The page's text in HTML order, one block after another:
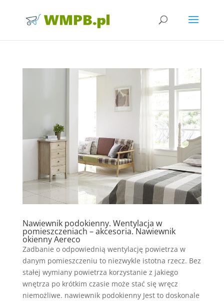
Nawiewnik podokienny. Wentylacja w
pomieszczeniach – akcesoria. Nawiewnik
okienny Aereco
Zadbanie o odpowiednią wentylację powietrza w
danym pomieszczeniu to niezwykle istotna rzecz. Bez
stałej wymiany powietrza korzystanie z jakiego
wnętrza po krótkim czasie może stać się wręcz
niemożliwe. nawiewnik podokienny Jest to doskonale